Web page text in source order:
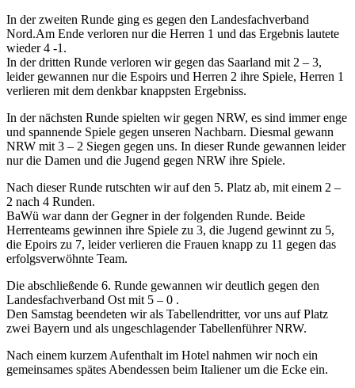
In der zweiten Runde ging es gegen den Landesfachverband
Nord.Am Ende verloren nur die Herren 1 und das Ergebnis lautete
wieder 4 -1.
In der dritten Runde verloren wir gegen das Saarland mit 2 – 3,
leider gewannen nur die Espoirs und Herren 2 ihre Spiele, Herren 1
verlieren mit dem denkbar knappsten Ergebniss.
In der nächsten Runde spielten wir gegen NRW, es sind immer enge
und spannende Spiele gegen unseren Nachbarn. Diesmal gewann
NRW mit 3 – 2 Siegen gegen uns. In dieser Runde gewannen leider
nur die Damen und die Jugend gegen NRW ihre Spiele.
Nach dieser Runde rutschten wir auf den 5. Platz ab, mit einem 2 –
2 nach 4 Runden.
BaWü war dann der Gegner in der folgenden Runde. Beide
Herrenteams gewinnen ihre Spiele zu 3, die Jugend gewinnt zu 5,
die Epoirs zu 7, leider verlieren die Frauen knapp zu 11 gegen das
erfolgsverwöhnte Team.
Die abschließende 6. Runde gewannen wir deutlich gegen den
Landesfachverband Ost mit 5 – 0 .
Den Samstag beendeten wir als Tabellendritter, vor uns auf Platz
zwei Bayern und als ungeschlagender Tabellenführer NRW.
Nach einem kurzem Aufenthalt im Hotel nahmen wir noch ein
gemeinsames spätes Abendessen beim Italiener um die Ecke ein.